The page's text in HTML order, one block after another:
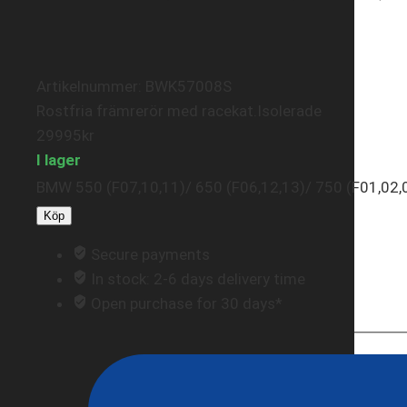
I lager
BMW 550 (F07,10,11)/ 650 (F06,12,13)/ 750
Köp